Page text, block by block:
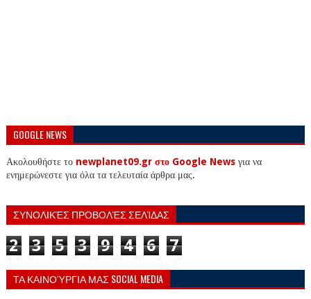
GOOGLE NEWS
Ακολουθήστε το newplanet09.gr στο Google Newsγια να
ενημερώνεστε για όλα τα τελευταία άρθρα μας.
ΣΥΝΟΛΙΚΈΣ ΠΡΟΒΟΛΈΣ ΣΕΛΊΔΑΣ
2 3 5 3 9 4 6 7
ΤΑ ΚΑΙΝΟΎΡΓΙΑ ΜΑΣ SOCIAL MEDIA